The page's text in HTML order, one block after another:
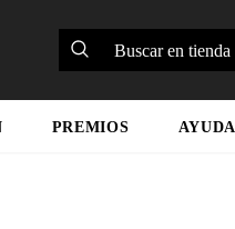
PREMIOS AYUDA